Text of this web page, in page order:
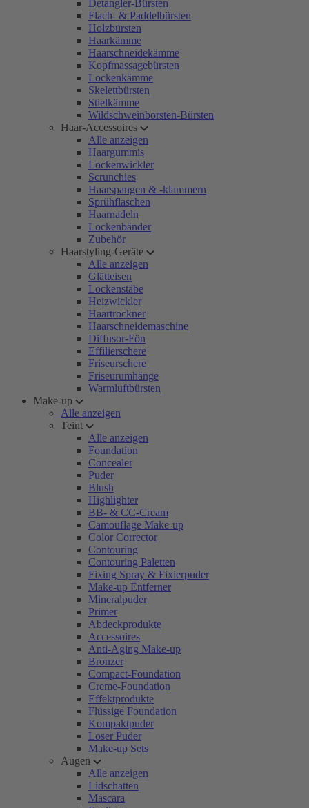
Detangler-Bürsten
Flach- & Paddelbürsten
Holzbürsten
Haarkämme
Haarschneidekämme
Kopfmassagebürsten
Lockenkämme
Skelettbürsten
Stielkämme
Wildschweinborsten-Bürsten
Haar-Accessoires
Alle anzeigen
Haargummis
Lockenwickler
Scrunchies
Haarspangen & -klammern
Sprühflaschen
Haarnadeln
Lockenbänder
Zubehör
Haarstyling-Geräte
Alle anzeigen
Glätteisen
Lockenstäbe
Heizwickler
Haartrockner
Haarschneidemaschine
Diffusor-Fön
Effilierschere
Friseurschere
Friseurumhänge
Warmluftbürsten
Make-up
Alle anzeigen
Teint
Alle anzeigen
Foundation
Concealer
Puder
Blush
Highlighter
BB- & CC-Cream
Camouflage Make-up
Color Corrector
Contouring
Contouring Paletten
Fixing Spray & Fixierpuder
Make-up Entferner
Mineralpuder
Primer
Abdeckprodukte
Accessoires
Anti-Aging Make-up
Bronzer
Compact-Foundation
Creme-Foundation
Effektprodukte
Flüssige Foundation
Kompaktpuder
Loser Puder
Make-up Sets
Augen
Alle anzeigen
Lidschatten
Mascara